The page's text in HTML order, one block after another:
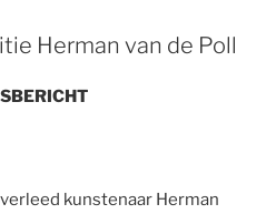
Herman van de Poll
kunstenaar Herman